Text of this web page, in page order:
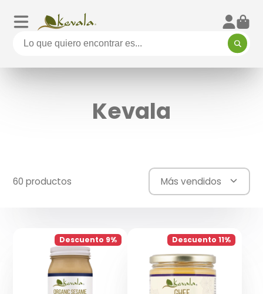
Kevala
60 productos Más vendidos
Descuento 9% Descuento 11%